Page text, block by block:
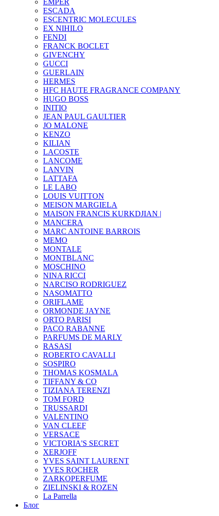
ESCADA
ESCENTRIC MOLECULES
EX NIHILO
FENDI
FRANCK BOCLET
GIVENCHY
GUCCI
GUERLAIN
HERMES
HFC HAUTE FRAGRANCE COMPANY
HUGO BOSS
INITIO
JEAN PAUL GAULTIER
JO MALONE
KENZO
KILIAN
LACOSTE
LANCOME
LANVIN
LATTAFA
LE LABO
LOUIS VUITTON
MEISON MARGIELA
MAISON FRANCIS KURKDJIAN |
MANCERA
MARC ANTOINE BARROIS
MEMO
MONTALE
MONTBLANC
MOSCHINO
NINA RICCI
NARCISO RODRIGUEZ
NASOMATTO
ORIFLAME
ORMONDE JAYNE
ORTO PARISI
PACO RABANNE
PARFUMS DE MARLY
RASASI
ROBERTO CAVALLI
SOSPIRO
THOMAS KOSMALA
TIFFANY & CO
TIZIANA TERENZI
TOM FORD
TRUSSARDI
VALENTINO
VAN CLEEF
VERSACE
VICTORIA'S SECRET
XERJOFF
YVES SAINT LAURENT
YVES ROCHER
ZARKOPERFUME
ZIELINSKI & ROZEN
La Parrella
Блог